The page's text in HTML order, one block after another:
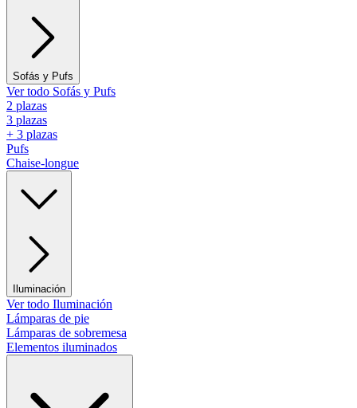
Sofás y Pufs
Ver todo Sofás y Pufs
2 plazas
3 plazas
+ 3 plazas
Pufs
Chaise-longue
Iluminación
Ver todo Iluminación
Lámparas de pie
Lámparas de sobremesa
Elementos iluminados